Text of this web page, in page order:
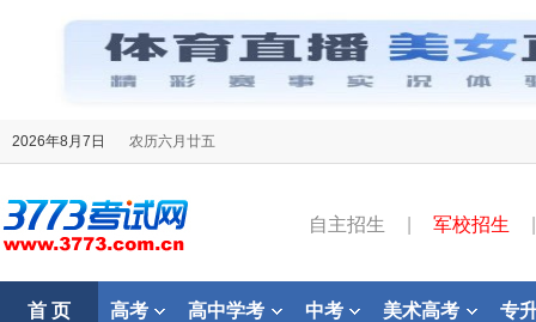
2026年8月7日 农历六月廿五
自主招生 军校招生
首 页 高考 高中学考 中考 美术高考 专